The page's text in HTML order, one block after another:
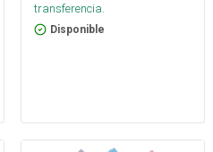
transferencia.
Disponible